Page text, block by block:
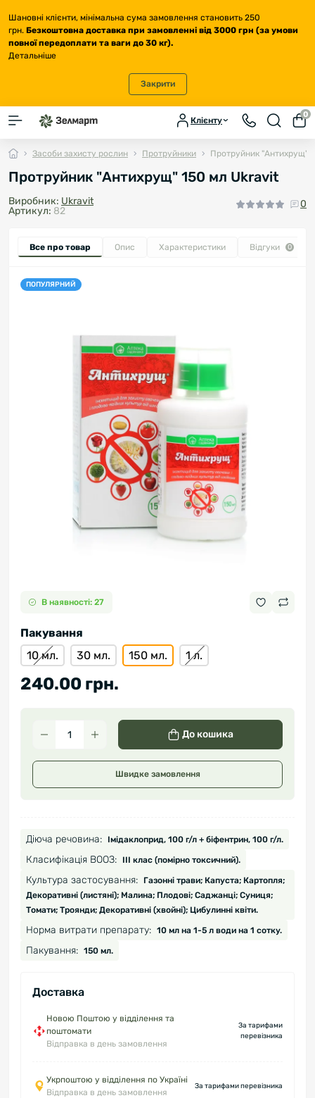
Шановні клієнти, мінімальна сума замовлення становить 250
грн. Безкоштовна доставка при замовленні від 3000 грн (за умови
повної передоплати та ваги до 30 кг).
Детальніше
Закрити
Клієнту
0
Засоби захисту рослин Протруйники Протруйник "Антихрущ"
Протруйник "Антихрущ" 150 мл Ukravit
Виробник: Ukravit
Артикул: 82
0
Все про товар Опис Характеристики Відгуки 0
ПОПУЛЯРНИЙ
В наявності: 27
Пакування
10 мл.
30 мл. 150 мл. 1 л.
240.00 грн.
До кошика
Швидке замовлення
Діюча речовина: Імідаклоприд, 100 г/л + біфентрин, 100 г/л.
Класифікація ВООЗ: III клас (помірно токсичний).
Культура застосування:
Газонні трави; Капуста; Картопля;
Декоративні (листяні); Малина; Плодові; Саджанці; Суниця;
Томати; Троянди; Декоративні (хвойні); Цибулинні квіти.
Норма витрати препарату: 10 мл на 1-5 л води на 1 сотку.
Пакування: 150 мл.
Доставка
Новою Поштою у відділення та
поштомати
Відправка в день замовлення
За тарифами
перевізника
Укрпоштою у відділення по Україні
Відправка в день замовлення
За тарифами перевізника